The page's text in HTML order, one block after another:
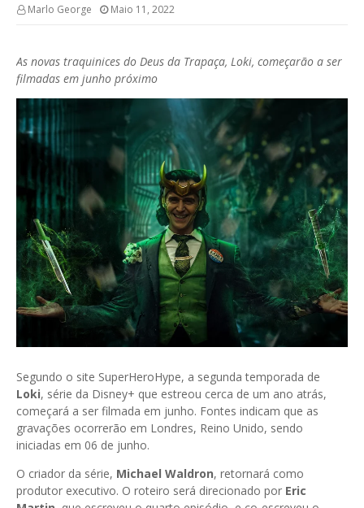
Marlo George Maio 11, 2022
As novas traquinices do Deus da Trapaça, Loki, começarão a ser
filmadas em junho próximo
Segundo o site SuperHeroHype, a segunda temporada de
Loki, série da Disney+ que estreou cerca de um ano atrás,
começará a ser filmada em junho. Fontes indicam que as
gravações ocorrerão em Londres, Reino Unido, sendo
iniciadas em 06 de junho.
O criador da série, Michael Waldron, retornará como
produtor executivo. O roteiro será direcionado por Eric